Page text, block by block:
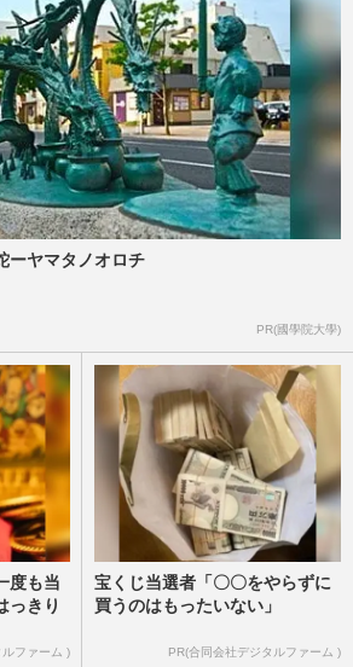
ーヤマタノオロチ
PR(國學院大學)
度も当
っきり
ファーム )
宝くじ当選者「〇〇をやらずに
買うのはもったいない」
PR(合同会社デジタルファーム )